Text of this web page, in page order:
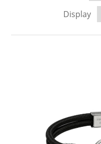
Display